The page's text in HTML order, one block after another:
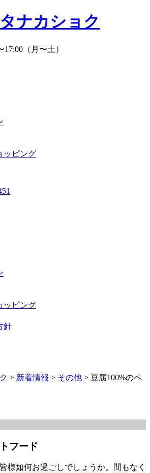
ッピング
ッピング
針
> 新着情報 > その他 > 豆腐100%のペ
フード
様如何お過ごしでしょうか。間もなく